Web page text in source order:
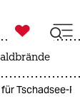

taz zahl ich
Tschadsee-